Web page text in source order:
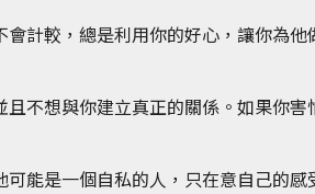
計較，總是利用你的好心，讓你為
不想與你建立真正的關係。如果你
能是一個自私的人，只在意自己的